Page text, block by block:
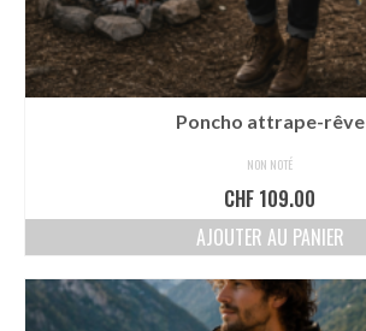
Poncho attrape-rêve
NON NOTÉ
CHF 109.00
AJOUTER AU PANIER